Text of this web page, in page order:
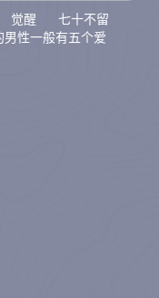
觉醒
七十不留
男性一般有五个爱